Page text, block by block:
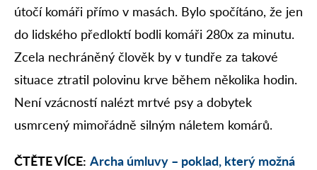
útočí komáři přímo v masách. Bylo spočítáno, že jen
do lidského předloktí bodli komáři 280x za minutu.
Zcela nechráněný člověk by v tundře za takové
situace ztratil polovinu krve během několika hodin.
Není vzácností nalézt mrtvé psy a dobytek
usmrcený mimořádně silným náletem komárů.
ČTĚTE VÍCE: Archa úmluvy – poklad, který možná